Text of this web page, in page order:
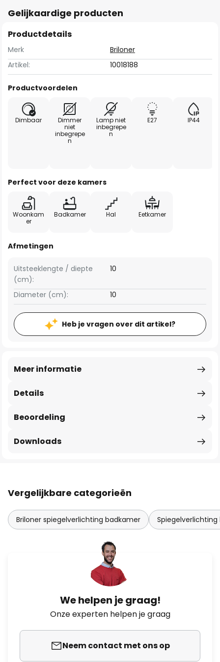
Gelijkaardige producten
Productdetails
Merk
Briloner
Artikel:
10018188
Productvoordelen
Dimbaar
Dimmer
niet
inbegrepe
n
Lamp niet
inbegrepe
n
E27 IP44
Perfect voor deze kamers
Woonkam
er
Badkamer Hal Eetkamer
Afmetingen
Uitsteeklengte / diepte
(cm):
10
Diameter (cm): 10
Heb je vragen over dit artikel?
Details
Meer informatie
Beoordeling
Downloads
Vergelijkbare categorieën
Briloner spiegelverlichting badkamer
We helpen je graag!
Onze experten helpen je graag
Neem contact met ons op